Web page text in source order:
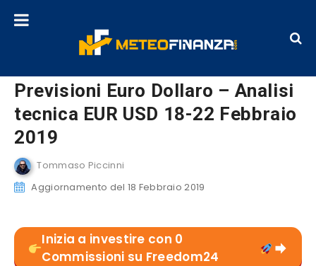
Previsioni Euro Dollaro – Analisi
tecnica EUR USD 18-22 Febbraio
2019
Tommaso Piccinni
Aggiornamento del 18 Febbraio 2019
Inizia a investire con 0
Commissioni su Freedom24